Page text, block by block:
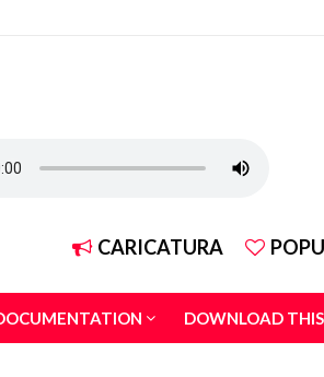
CARICATURA
DOWNLOAD